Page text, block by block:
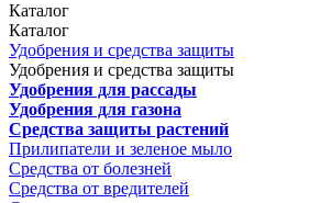
Каталог
Каталог
Удобрения и средства защиты
Удобрения и средства защиты
Удобрения для рассады
Удобрения для газона
Средства защиты растений
Прилипатели и зеленое мыло
Средства от болезней
Средства от вредителей